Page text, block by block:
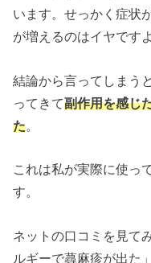
います。せっかく症状
が増えるのはイヤです
結論から言ってしまう
ってきて副作用を感じ
た。
これは私が実際に使っ
す。
ネットの口コミを見て
ルギーで蕁麻疹が出た